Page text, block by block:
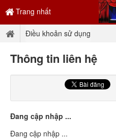
Trang nhất
Điều khoản sử dụng
Thông tin liên hệ
Đang cập nhập ...
Đang cập nhập ...